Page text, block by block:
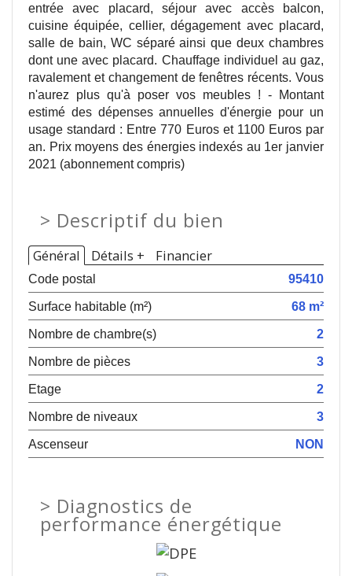
entrée avec placard, séjour avec accès balcon,
cuisine équipée, cellier, dégagement avec placard,
salle de bain, WC séparé ainsi que deux chambres
dont une avec placard. Chauffage individuel au gaz,
ravalement et changement de fenêtres récents. Vous
n'aurez plus qu'à poser vos meubles ! - Montant
estimé des dépenses annuelles d'énergie pour un
usage standard : Entre 770 Euros et 1100 Euros par
an. Prix moyens des énergies indexés au 1er janvier
2021 (abonnement compris)
> Descriptif du bien
Général Détails + Financier
Code postal
95410
Surface habitable (m²)
68 m²
Nombre de chambre(s)
2
Nombre de pièces
3
Etage
2
Nombre de niveaux
3
Ascenseur
NON
> Diagnostics de
performance énergétique